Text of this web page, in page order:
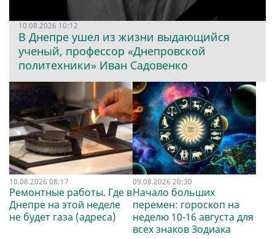
10.08.2026 10:12
В Днепре ушел из жизни выдающийся
ученый, профессор «Днепровской
политехники» Иван Садовенко
10.08.2026 08:17
Ремонтные работы. Где в
Днепре на этой неделе
не будет газа (адреса)
09.08.2026 20:30
Начало больших
перемен: гороскоп на
неделю 10-16 августа для
всех знаков Зодиака